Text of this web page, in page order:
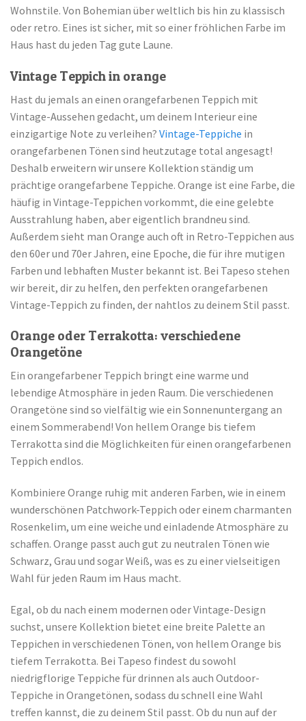
Wohnstile. Von Bohemian über weltlich bis hin zu klassisch
oder retro. Eines ist sicher, mit so einer fröhlichen Farbe im
Haus hast du jeden Tag gute Laune.
Vintage Teppich in orange
Hast du jemals an einen orangefarbenen Teppich mit
Vintage-Aussehen gedacht, um deinem Interieur eine
einzigartige Note zu verleihen? Vintage-Teppiche in
orangefarbenen Tönen sind heutzutage total angesagt!
Deshalb erweitern wir unsere Kollektion ständig um
prächtige orangefarbene Teppiche. Orange ist eine Farbe, die
häufig in Vintage-Teppichen vorkommt, die eine gelebte
Ausstrahlung haben, aber eigentlich brandneu sind.
Außerdem sieht man Orange auch oft in Retro-Teppichen aus
den 60er und 70er Jahren, eine Epoche, die für ihre mutigen
Farben und lebhaften Muster bekannt ist. Bei Tapeso stehen
wir bereit, dir zu helfen, den perfekten orangefarbenen
Vintage-Teppich zu finden, der nahtlos zu deinem Stil passt.
Orange oder Terrakotta: verschiedene
Orangetöne
Ein orangefarbener Teppich bringt eine warme und
lebendige Atmosphäre in jeden Raum. Die verschiedenen
Orangetöne sind so vielfältig wie ein Sonnenuntergang an
einem Sommerabend! Von hellem Orange bis tiefem
Terrakotta sind die Möglichkeiten für einen orangefarbenen
Teppich endlos.
Kombiniere Orange ruhig mit anderen Farben, wie in einem
wunderschönen Patchwork-Teppich oder einem charmanten
Rosenkelim, um eine weiche und einladende Atmosphäre zu
schaffen. Orange passt auch gut zu neutralen Tönen wie
Schwarz, Grau und sogar Weiß, was es zu einer vielseitigen
Wahl für jeden Raum im Haus macht.
Egal, ob du nach einem modernen oder Vintage-Design
suchst, unsere Kollektion bietet eine breite Palette an
Teppichen in verschiedenen Tönen, von hellem Orange bis
tiefem Terrakotta. Bei Tapeso findest du sowohl
niedrigflorige Teppiche für drinnen als auch Outdoor-
Teppiche in Orangetönen, sodass du schnell eine Wahl
treffen kannst, die zu deinem Stil passt. Ob du nun auf der